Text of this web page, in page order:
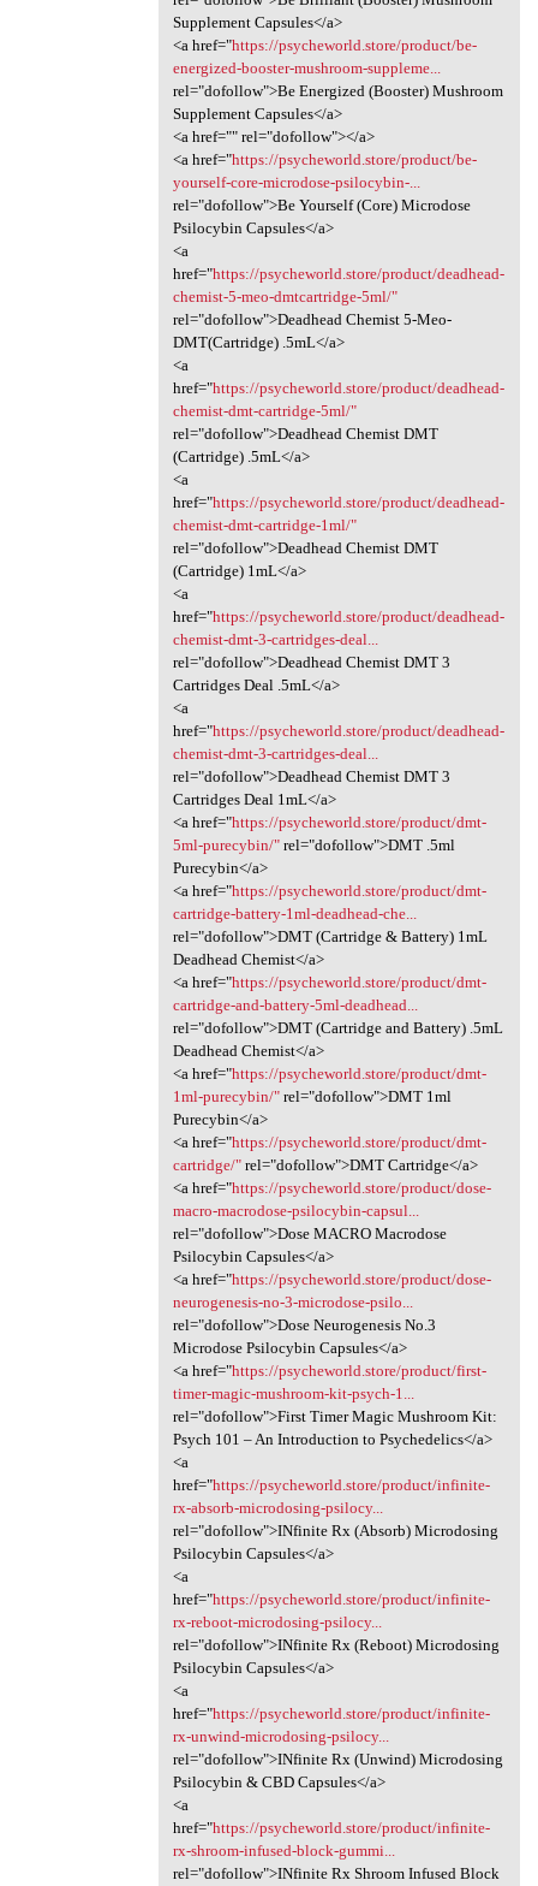
Supplement Capsules</a>
<a href="https://psycheworld.store/product/be-
energized-booster-mushroom-suppleme...
rel="dofollow">Be Energized (Booster) Mushroom
Supplement Capsules</a>
<a href="" rel="dofollow"></a>
<a href="https://psycheworld.store/product/be-
yourself-core-microdose-psilocybin-...
rel="dofollow">Be Yourself (Core) Microdose
Psilocybin Capsules</a>
<a
href="https://psycheworld.store/product/deadhead-
chemist-5-meo-dmtcartridge-5ml/"
rel="dofollow">Deadhead Chemist 5-Meo-
DMT(Cartridge) .5mL</a>
<a
href="https://psycheworld.store/product/deadhead-
chemist-dmt-cartridge-5ml/"
rel="dofollow">Deadhead Chemist DMT
(Cartridge) .5mL</a>
<a
href="https://psycheworld.store/product/deadhead-
chemist-dmt-cartridge-1ml/"
rel="dofollow">Deadhead Chemist DMT
(Cartridge) 1mL</a>
<a
href="https://psycheworld.store/product/deadhead-
chemist-dmt-3-cartridges-deal...
rel="dofollow">Deadhead Chemist DMT 3
Cartridges Deal .5mL</a>
<a
href="https://psycheworld.store/product/deadhead-
chemist-dmt-3-cartridges-deal...
rel="dofollow">Deadhead Chemist DMT 3
Cartridges Deal 1mL</a>
<a href="https://psycheworld.store/product/dmt-
5ml-purecybin/"rel="dofollow">DMT .5ml
Purecybin</a>
<a href="https://psycheworld.store/product/dmt-
cartridge-battery-1ml-deadhead-che...
rel="dofollow">DMT (Cartridge & Battery) 1mL
Deadhead Chemist</a>
<a href="https://psycheworld.store/product/dmt-
cartridge-and-battery-5ml-deadhead...
rel="dofollow">DMT (Cartridge and Battery) .5mL
Deadhead Chemist</a>
<a href="https://psycheworld.store/product/dmt-
1ml-purecybin/"rel="dofollow">DMT 1ml
Purecybin</a>
<a href="https://psycheworld.store/product/dmt-
cartridge/"rel="dofollow">DMT Cartridge</a>
<a href="https://psycheworld.store/product/dose-
macro-macrodose-psilocybin-capsul...
rel="dofollow">Dose MACRO Macrodose
Psilocybin Capsules</a>
<a href="https://psycheworld.store/product/dose-
neurogenesis-no-3-microdose-psilo...
rel="dofollow">Dose Neurogenesis No.3
Microdose Psilocybin Capsules</a>
<a href="https://psycheworld.store/product/first-
timer-magic-mushroom-kit-psych-1...
rel="dofollow">First Timer Magic Mushroom Kit:
Psych 101 – An Introduction to Psychedelics</a>
<a
href="https://psycheworld.store/product/infinite-
rx-absorb-microdosing-psilocy...
rel="dofollow">INfinite Rx (Absorb) Microdosing
Psilocybin Capsules</a>
<a
href="https://psycheworld.store/product/infinite-
rx-reboot-microdosing-psilocy...
rel="dofollow">INfinite Rx (Reboot) Microdosing
Psilocybin Capsules</a>
<a
href="https://psycheworld.store/product/infinite-
rx-unwind-microdosing-psilocy...
rel="dofollow">INfinite Rx (Unwind) Microdosing
Psilocybin & CBD Capsules</a>
<a
href="https://psycheworld.store/product/infinite-
rx-shroom-infused-block-gummi...
rel="dofollow">INfinite Rx Shroom Infused Block